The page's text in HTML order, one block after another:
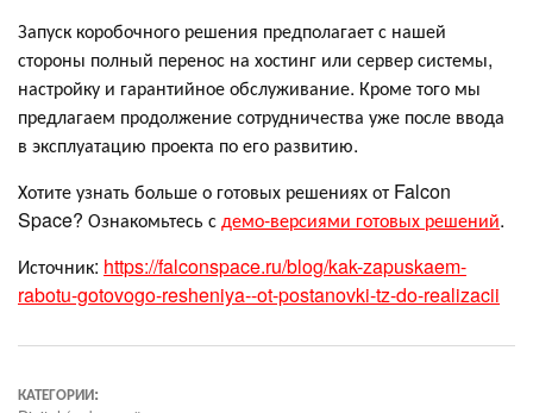
Запуск коробочного решения предполагает с нашей
стороны полный перенос на хостинг или сервер системы,
настройку и гарантийное обслуживание. Кроме того мы
предлагаем продолжение сотрудничества уже после ввода
в эксплуатацию проекта по его развитию.
Хотите узнать больше о готовых решениях от Falcon
Space? Ознакомьтесь сдемо-версиями готовых решений.
Источник: https://falconspace.ru/blog/kak-zapuskaem-
rabotu-gotovogo-resheniya--ot-postanovki-tz-do-realizacii
КАТЕГОРИИ: